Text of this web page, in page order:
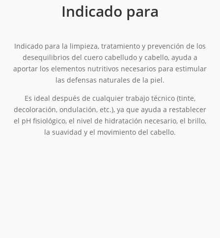
Indicado para
Indicado para la limpieza, tratamiento y prevención de los
desequilibrios del cuero cabelludo y cabello, ayuda a
aportar los elementos nutritivos necesarios para estimular
las defensas naturales de la piel.
Es ideal después de cualquier trabajo técnico (tinte,
decoloración, ondulación, etc.), ya que ayuda a restablecer
el pH fisiológico, el nivel de hidratación necesario, el brillo,
la suavidad y el movimiento del cabello.